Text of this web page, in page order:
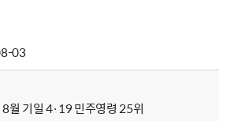
03
월 기일 4·19 민주영령 25위